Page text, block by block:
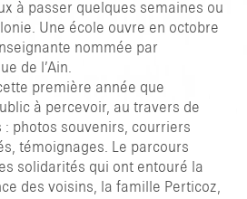
RECHERCHER OU ESC POUR FERMER
à passer quelques semaines ou
Une école ouvre en octobre
nommée par
de l’Ain.
première année que
à percevoir, au travers de
: photos souvenirs, courriers
témoignages. Le parcours
solidarités qui ont entouré la
des voisins, la famille Perticoz,